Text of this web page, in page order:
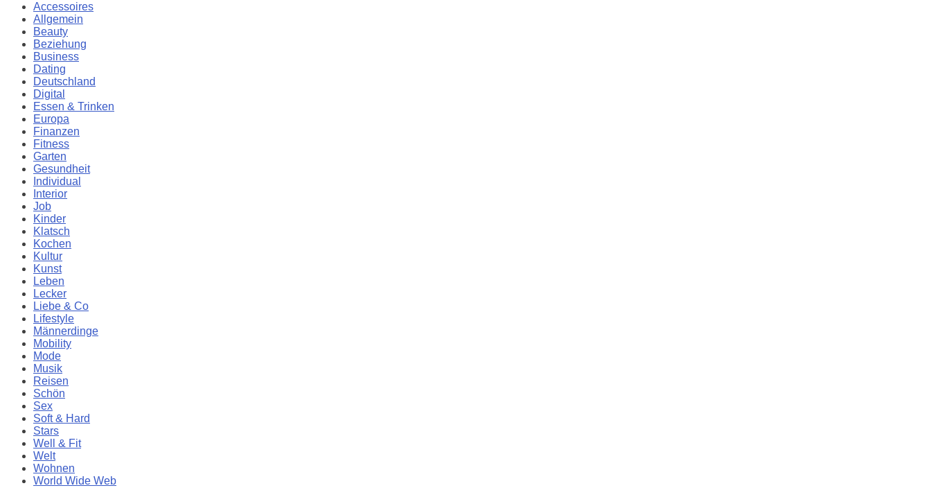
Accessoires
Allgemein
Beauty
Beziehung
Business
Dating
Deutschland
Digital
Essen & Trinken
Europa
Finanzen
Fitness
Garten
Gesundheit
Individual
Interior
Job
Kinder
Klatsch
Kochen
Kultur
Kunst
Leben
Lecker
Liebe & Co
Lifestyle
Männerdinge
Mobility
Mode
Musik
Reisen
Schön
Sex
Soft & Hard
Stars
Well & Fit
Welt
Wohnen
World Wide Web